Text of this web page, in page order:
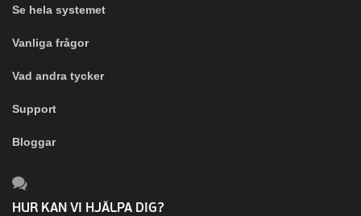
Se hela systemet
Vanliga frågor
Vad andra tycker
Support
Bloggar
HUR KAN VI HJÄLPA DIG?